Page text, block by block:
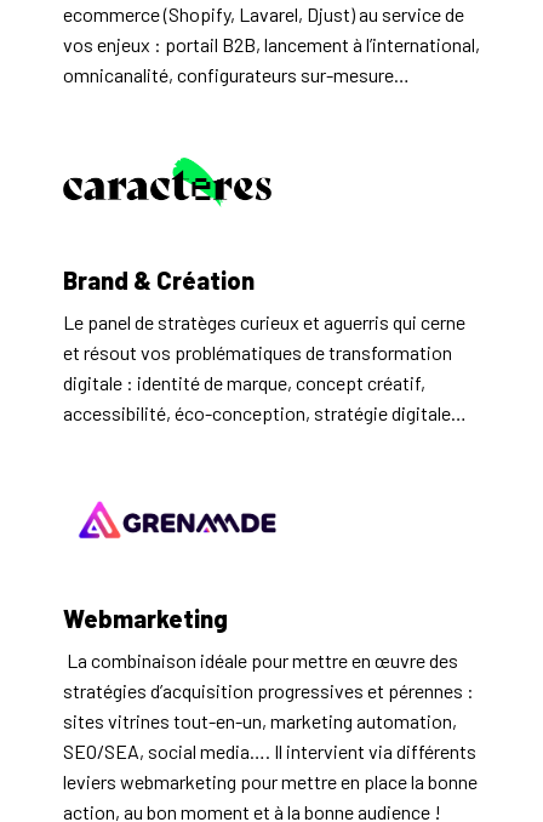
ecommerce (Shopify, Lavarel, Djust) au service de
vos enjeux : portail B2B, lancement à l’international,
omnicanalité, configurateurs sur-mesure…
Brand & Création
Le panel de stratèges curieux et aguerris qui cerne
et résout vos problématiques de transformation
digitale : identité de marque, concept créatif,
accessibilité, éco-conception, stratégie digitale…
Webmarketing
La combinaison idéale pour mettre en œuvre des
stratégies d’acquisition progressives et pérennes :
sites vitrines tout-en-un, marketing automation,
SEO/SEA, social media…. Il intervient via différents
leviers webmarketing pour mettre en place la bonne
action, au bon moment et à la bonne audience !